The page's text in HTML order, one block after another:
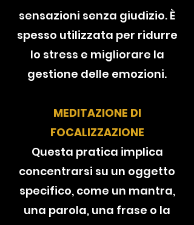
sensazioni senza giudizio. È
spesso utilizzata per ridurre
lo stress e migliorare la
gestione delle emozioni.
MEDITAZIONE DI
FOCALIZZAZIONE
Questa pratica implica
concentrarsi su un oggetto
specifico, come un mantra,
una parola, una frase o la